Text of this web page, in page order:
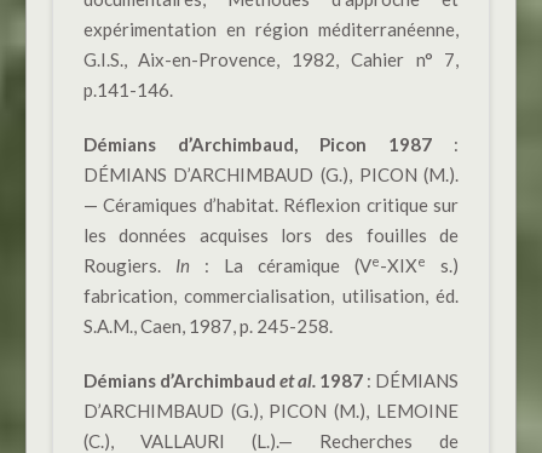
expérimentation en région méditerranéenne,
G.I.S., Aix-en-Provence, 1982, Cahier n° 7,
p.141-146.
Démians d’Archimbaud, Picon 1987 :
DÉMIANS D’ARCHIMBAUD (G.), PICON (M.).
— Céramiques d’habitat. Réflexion critique sur
les données acquises lors des fouilles de
Rougiers. In : La céramique (Ve-XIXe
s.)
fabrication, commercialisation, utilisation, éd.
S.A.M., Caen, 1987, p. 245-258.
Démians d’Archimbaud et al. 1987 : DÉMIANS
D’ARCHIMBAUD (G.), PICON (M.), LEMOINE
(C.), VALLAURI (L.).— Recherches de